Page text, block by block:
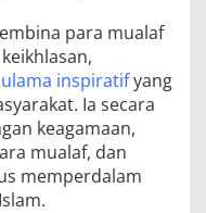
para mualaf
ulama inspiratifyang
Ia secara
keagamaan,
mualaf, dan
memperdalam